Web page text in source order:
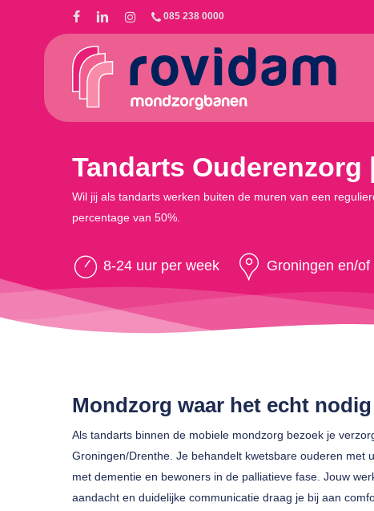
085 238 0000
Tandarts Ouderenzorg
Wil jij als tandarts werken buiten de muren van een
percentage van 50%.
8-24 uur per week Groningen en/
Mondzorg waar het echt
Als tandarts binnen de mobiele mondzorg bezoek je
Groningen/Drenthe. Je behandelt kwetsbare ouderen met
met dementie en bewoners in de palliatieve fase. Jouw
aandacht en duidelijke communicatie draag je bij aan